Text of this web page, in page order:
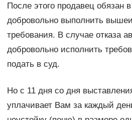
После этого продавец обязан
добровольно выполнить
требования. В случае отказа
добровольно исполнить
подать в суд.
Но с 11 дня со дня
уплачивает Вам за каждый